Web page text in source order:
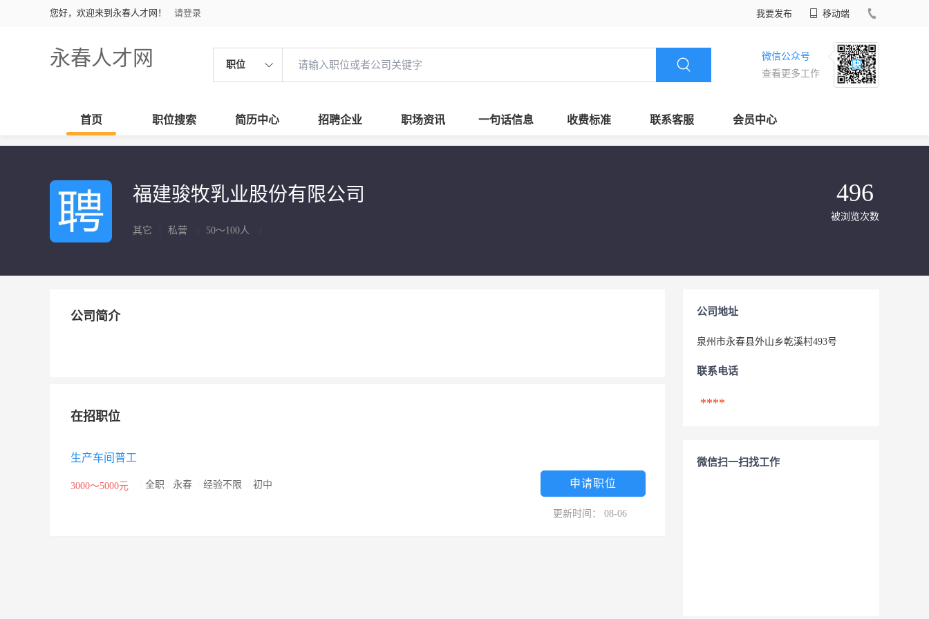
您好，欢迎来到永春人才网！ 请登录 我要发布 移动端
永春人才网 职位
微信公众号
查看更多工作
首页 职位搜索 简历中心 招聘企业 职场资讯 一句话信息 收费标准 联系客服 会员中心
福建骏牧乳业股份有限公司
其它 私营 50～100人
496
被浏览次数
公司简介
在招职位
生产车间普工
3000～5000元 全职 永春 经验不限 初中 申请职位
更新时间： 08-06
公司地址
泉州市永春县外山乡乾溪村493号
联系电话
****
微信扫一扫找工作